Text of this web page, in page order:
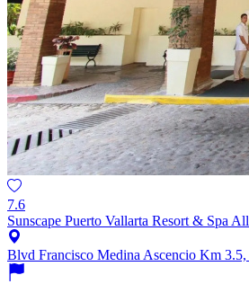
7.6
Sunscape Puerto Vallarta Resort & Spa
Blvd Francisco Medina Ascencio Km